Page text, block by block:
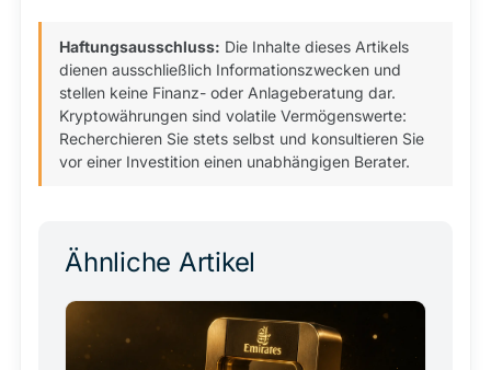
Haftungsausschluss: Die Inhalte dieses Artikels
dienen ausschließlich Informationszwecken und
stellen keine Finanz- oder Anlageberatung dar.
Kryptowährungen sind volatile Vermögenswerte:
Recherchieren Sie stets selbst und konsultieren Sie
vor einer Investition einen unabhängigen Berater.
Ähnliche Artikel